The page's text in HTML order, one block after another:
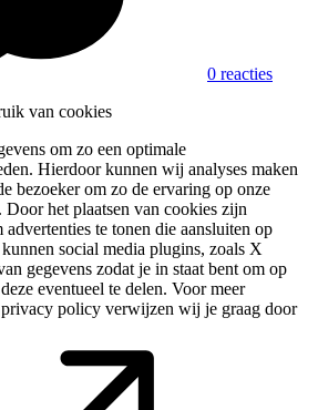
0 reacties
van cookies
om zo een optimale
Hierdoor kunnen wij analyses maken
bezoeker om zo de ervaring op onze
Door het plaatsen van cookies zijn
advertenties te tonen die aansluiten op
social media plugins, zoals X
gegevens zodat je in staat bent om op
eventueel te delen. Voor meer
policy verwijzen wij je graag door